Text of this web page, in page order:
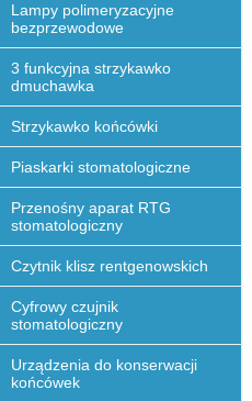
Lampy polimeryzacyjne
bezprzewodowe
3 funkcyjna strzykawko
dmuchawka
Strzykawko końcówki
Piaskarki stomatologiczne
Przenośny aparat RTG
stomatologiczny
Czytnik klisz rentgenowskich
Cyfrowy czujnik
stomatologiczny
Urządzenia do konserwacji
końcówek